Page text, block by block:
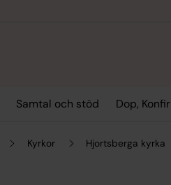
Samtal och stöd Dop,
Kyrkor Hjortsberga kyrka